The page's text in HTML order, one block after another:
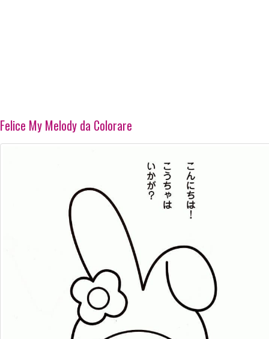
Felice My Melody da Colorare